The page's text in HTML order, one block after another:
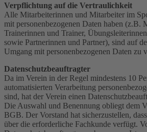
Verpflichtung auf die Vertraulichkeit
Alle Mitarbeiterinnen und Mitarbeiter im
mit personenbezogenen Daten haben (z.B.
Trainerinnen und Trainer,
sowie Partnerinnen und Partner), sind auf
Umgang mit personenbezogenen Daten zu
Datenschutzbeauftragter
Da im Verein in der Regel mindestens 10
automatisierten Verarbeitung
sind, hat der Verein einen
Die Auswahl und Benennung obliegt dem
BGB. Der Vorstand hat sicherzustellen,
über die erforderliche Fachkunde verfügt.